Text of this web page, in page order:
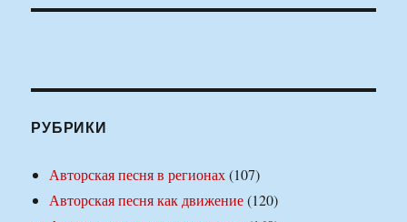
РУБРИКИ
Авторская песня в регионах(107)
Авторская песня как движение(120)